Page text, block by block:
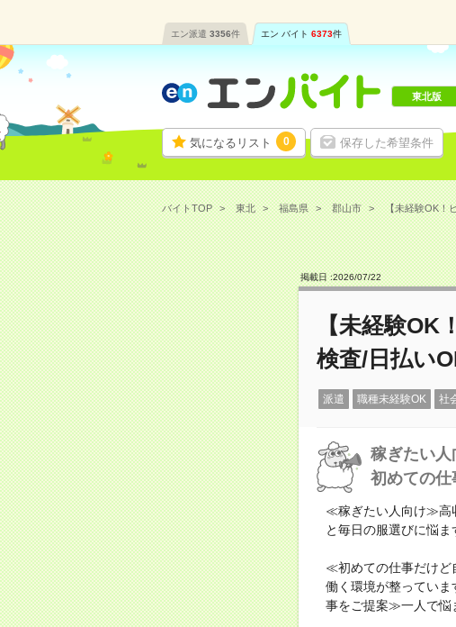
エン派遣 3356件 エン バイト 6373件
気になるリスト 0 保存した希望条件
東北版
バイトTOP 東北 福島県 郡山市 【未経験OK！
掲載日 :2026/07/22
【未経験OK
検査/日払い
派遣 職種未経験OK 社
稼ぎたい人
初めての仕
≪稼ぎたい人向け≫高
と毎日の服選びに悩ま
≪初めての仕事だけど
働く環境が整ってい
事をご提案≫一人で悩